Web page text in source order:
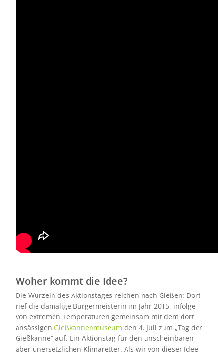
Woher kommt die Idee?
Die Wurzeln des Aktionstages reichen nach Gießen: Dort
rief die damalige Bürgermeisterin im Jahr 2015, infolge
von extremen Temperaturen gemeinsam mit dem dort
ansässigen Gießkannenmuseum den 4. Juli zum „Tag der
Gießkanne“ auf. Ein Aktionstag für den unscheinbaren
aber unersetzlichen Klimaretter. Als wir von dieser Idee